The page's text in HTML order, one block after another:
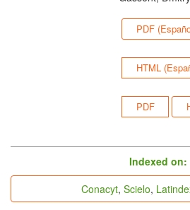
PDF
HTML
PDF
Indexed on:
Conacyt, Scielo,